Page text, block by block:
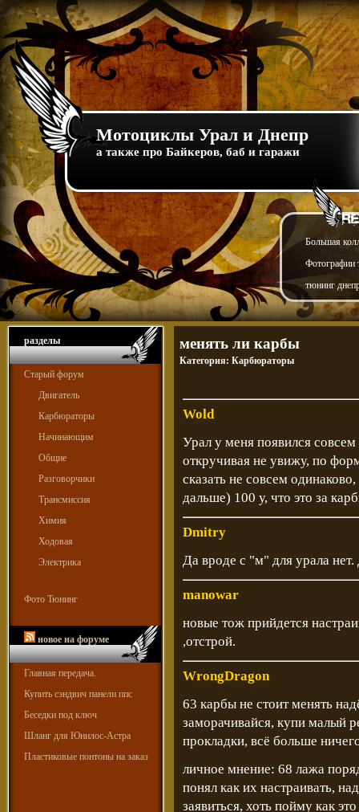
Мотоциклы Урал и Днепр
а также про Байкеров, баб и гаражи
Большая
Фотографии
тюнинг
разделы
Старый форум
Двигатель
Карбюраторы
Начинающим
Общие
Разговорчики
Трансмиссия
Химия
Ходовая
Электрика
Фото Тюнинг
новое на форуме
Главная передача.
Купить сэндвич панели ппс
Беседки под ключ
Шланг для Юнилос-Астра
Пластиковые понтоны на заказ
менять ли карбы
Категория: Карбюраторы
Wold
Урал у меня появился
откручивая не увижу, по
сказать не совсем
дальше) 100 у, что это за
Dmitry
Да вроде с "м" для урала
manowar
новые тож прийдется
,отстрой.
WrongDragon
63 карбы не стоит менять
заморачивайся, купи малый
прокладки, всё больше
личное мнение: 68 лажа
понял как их настраивать,
заявиться, хоть пойму как